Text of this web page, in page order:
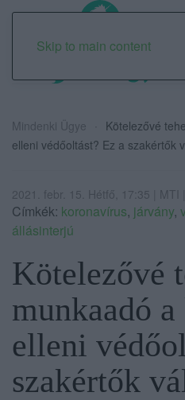
Skip to main content
Mindenki Ügye
Kötelezővé
elleni védőoltást? Ez a szakértők
2021. febr. 15. Hétfő, 17:35 | MTI
Címkék: koronavírus, járvány,
állásinterjú
Kötelezővé
munkaadó
elleni
szakértők